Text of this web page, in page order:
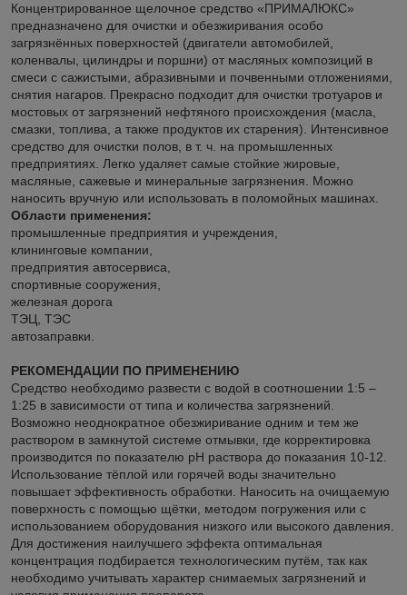
Концентрированное щелочное средство «ПРИМАЛЮКС»
предназначено для очистки и обезжиривания особо
загрязнённых поверхностей (двигатели автомобилей,
коленвалы, цилиндры и поршни) от масляных композиций в
смеси с сажистыми, абразивными и почвенными отложениями,
снятия нагаров. Прекрасно подходит для очистки тротуаров и
мостовых от загрязнений нефтяного происхождения (масла,
смазки, топлива, а также продуктов их старения). Интенсивное
средство для очистки полов, в т. ч. на промышленных
предприятиях. Легко удаляет самые стойкие жировые,
масляные, сажевые и минеральные загрязнения. Можно
наносить вручную или использовать в поломойных машинах.
Области применения:
промышленные предприятия и учреждения,
клининговые компании,
предприятия автосервиса,
спортивные сооружения,
железная дорога
ТЭЦ, ТЭС
автозаправки.
РЕКОМЕНДАЦИИ ПО ПРИМЕНЕНИЮ
Средство необходимо развести с водой в соотношении 1:5 –
1:25 в зависимости от типа и количества загрязнений.
Возможно неоднократное обезжиривание одним и тем же
раствором в замкнутой системе отмывки, где корректировка
производится по показателю рН раствора до показания 10-12.
Использование тёплой или горячей воды значительно
повышает эффективность обработки. Наносить на очищаемую
поверхность с помощью щётки, методом погружения или с
использованием оборудования низкого или высокого давления.
Для достижения наилучшего эффекта оптимальная
концентрация подбирается технологическим путём, так как
необходимо учитывать характер снимаемых загрязнений и